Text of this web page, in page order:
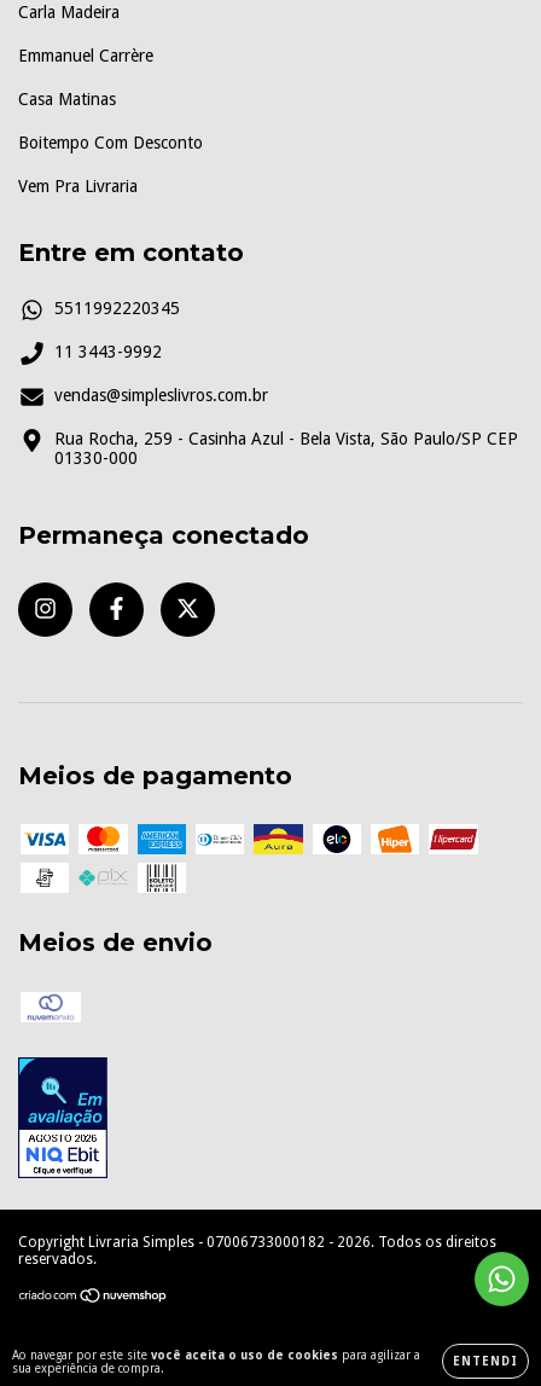
Ao navegar por este site você aceita o uso de cookies para agilizar a
sua experiência de compra.
ENTENDI
Carla Madeira
Emmanuel Carrère
Casa Matinas
Boitempo Com Desconto
Vem Pra Livraria
Entre em contato
5511992220345
11 3443-9992
vendas@simpleslivros.com.br
Rua Rocha, 259 - Casinha Azul - Bela Vista, São Paulo/SP CEP
01330-000
Permaneça conectado
Meios de pagamento
Meios de envio
Copyright Livraria Simples - 07006733000182 - 2026. Todos os direitos
reservados.